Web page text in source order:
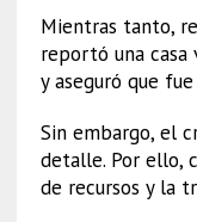
Mientras tanto,
reportó una casa
y aseguró que
Sin embargo, el
detalle. Por ello,
de recursos y la